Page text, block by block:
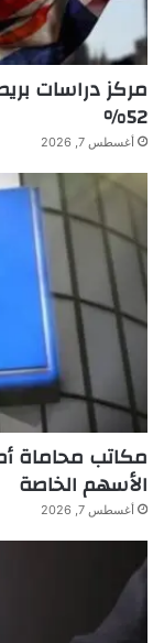
مركز دراسات
52%
أغسطس 7, 2026
مكاتب محاماة
الأسهم الخاصة
أغسطس 7, 2026